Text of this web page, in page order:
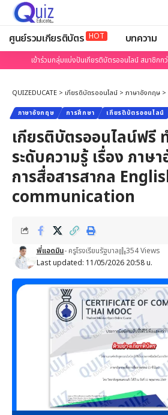
ศูนย์รวมเกียรติบัตร HOT บทความ
เข้าร่วมกลุ่มแบ่งปันเกียรติบัตรออนไลน์ สมาชิก
QUIZEDUCATE > เกียรติบัตรออนไลน์ > ภาษาอังกฤษ >
ภาษาอังกฤษ การศึกษา เกียรติบัตรออนไลน์
เกียรติบัตรออนไลน์ฟรี
ระดับความรู้ เรื่อง ภาษ
การสื่อสารสากล
communication
Last updated: 11/05/2026 20:58 น.
พี่แอดมิน- ครูโรงเรียนรัฐบาล 354 Views